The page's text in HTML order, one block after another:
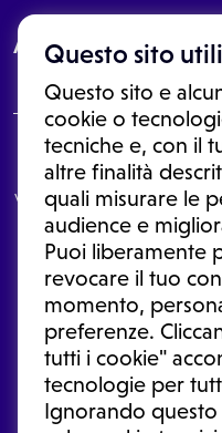
Questo sito
Questo sito e
cookie o
tecniche e, con il
altre finalità
quali misurare le
audience e
Puoi liberamente
revocare il tuo
momento,
preferenze.
tutti i cookie"
tecnologie per
Ignorando
About
Le informazioni proposte in
In nessun caso, queste
visita o una diagnosi formulata
le informazioni disponibili
una diagnosi, la
sospensione di un farmaco
medicina
Condizioni di utilizzo|
Ⓒ 2026 |